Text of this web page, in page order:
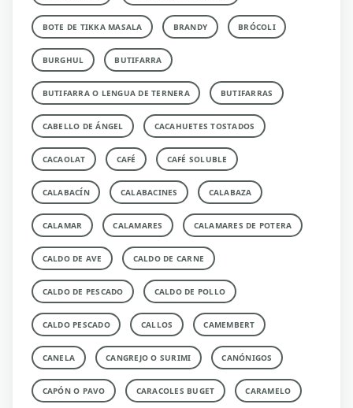
BOTE DE TIKKA MASALA BRANDY BRÓCOLI
BURGHUL BUTIFARRA
BUTIFARRA O LENGUA DE TERNERA BUTIFARRAS
CABELLO DE ÁNGEL CACAHUETES TOSTADOS
CACAOLAT CAFÉ CAFÉ SOLUBLE
CALABACÍN CALABACINES CALABAZA
CALAMAR CALAMARES CALAMARES DE POTERA
CALDO DE AVE CALDO DE CARNE
CALDO DE PESCADO CALDO DE POLLO
CALDO PESCADO CALLOS CAMEMBERT
CANELA CANGREJO O SURIMI CANÓNIGOS
CAPÓN O PAVO CARACOLES BUGET CARAMELO